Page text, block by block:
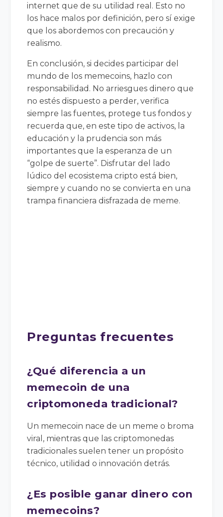
internet que de su utilidad real. Esto no
los hace malos por definición, pero sí exige
que los abordemos con precaución y
realismo.
En conclusión, si decides participar del
mundo de los memecoins, hazlo con
responsabilidad. No arriesgues dinero que
no estés dispuesto a perder, verifica
siempre las fuentes, protege tus fondos y
recuerda que, en este tipo de activos, la
educación y la prudencia son más
importantes que la esperanza de un
“golpe de suerte”. Disfrutar del lado
lúdico del ecosistema cripto está bien,
siempre y cuando no se convierta en una
trampa financiera disfrazada de meme.
Preguntas frecuentes
¿Qué diferencia a un
memecoin de una
criptomoneda tradicional?
Un memecoin nace de un meme o broma
viral, mientras que las criptomonedas
tradicionales suelen tener un propósito
técnico, utilidad o innovación detrás.
¿Es posible ganar dinero con
memecoins?